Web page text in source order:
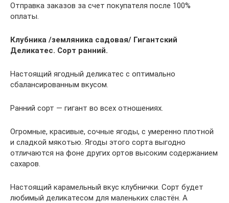
Отправка заказов за счет покупателя после 100%
оплаты.
Клубника /земляника садовая/ Гигантский
Деликатес. Сорт ранний.
Настоящий ягодный деликатес с оптимально
сбалансированным вкусом.
Ранний сорт — гигант во всех отношениях.
Огромные, красивые, сочные ягоды, с умеренно плотной
и сладкой мякотью. Ягоды этого сорта выгодно
отличаются на фоне других ортов высоким содержанием
сахаров.
Настоящий карамельный вкус клубнички. Сорт будет
любимый деликатесом для маленьких сластён. А